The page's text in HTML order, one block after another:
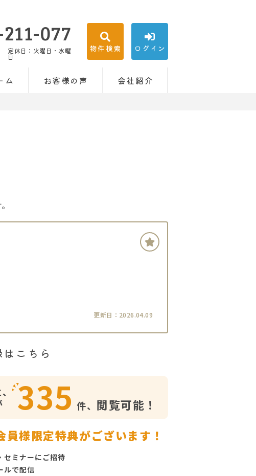
077
定休日：火曜日・水曜
日
物件検索 ログイン
ム お客様の声 会社紹介
更新日：2026.04.09
こちら
、 335 件、 閲覧可能！
員様限定特典がございます！
セミナーにご招待
ルで配信